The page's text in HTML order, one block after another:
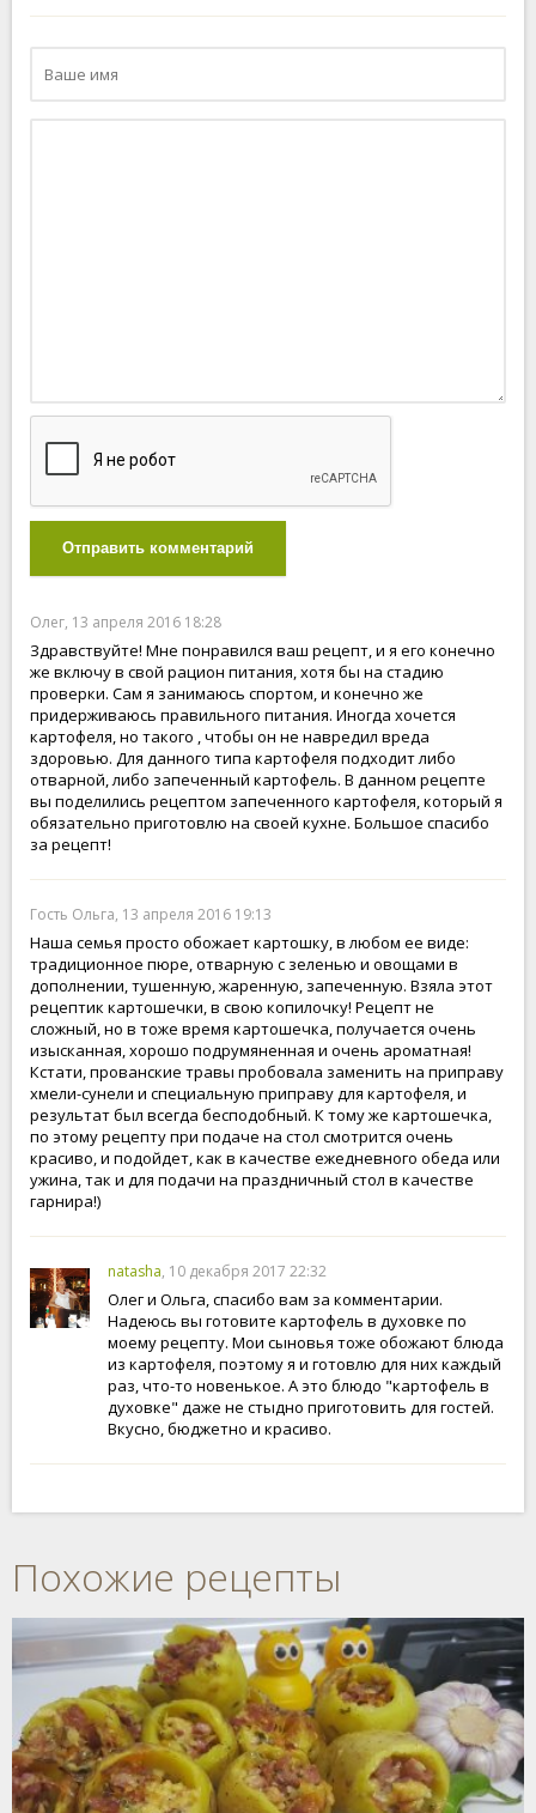
Отправить комментарий
Олег, 13 апреля 2016 18:28
Здравствуйте! Мне понравился ваш рецепт, и я его конечно
же включу в свой рацион питания, хотя бы на стадию
проверки. Сам я занимаюсь спортом, и конечно же
придерживаюсь правильного питания. Иногда хочется
картофеля, но такого , чтобы он не навредил вреда
здоровью. Для данного типа картофеля подходит либо
отварной, либо запеченный картофель. В данном рецепте
вы поделились рецептом запеченного картофеля, который я
обязательно приготовлю на своей кухне. Большое спасибо
за рецепт!
Гость Ольга, 13 апреля 2016 19:13
Наша семья просто обожает картошку, в любом ее виде:
традиционное пюре, отварную с зеленью и овощами в
дополнении, тушенную, жаренную, запеченную. Взяла этот
рецептик картошечки, в свою копилочку! Рецепт не
сложный, но в тоже время картошечка, получается очень
изысканная, хорошо подрумяненная и очень ароматная!
Кстати, прованские травы пробовала заменить на приправу
хмели-сунели и специальную приправу для картофеля, и
результат был всегда бесподобный. К тому же картошечка,
по этому рецепту при подаче на стол смотрится очень
красиво, и подойдет, как в качестве ежедневного обеда или
ужина, так и для подачи на праздничный стол в качестве
гарнира!)
natasha, 10 декабря 2017 22:32
Олег и Ольга, спасибо вам за комментарии.
Надеюсь вы готовите картофель в духовке по
моему рецепту. Мои сыновья тоже обожают блюда
из картофеля, поэтому я и готовлю для них каждый
раз, что-то новенькое. А это блюдо "картофель в
духовке" даже не стыдно приготовить для гостей.
Вкусно, бюджетно и красиво.
Похожие рецепты